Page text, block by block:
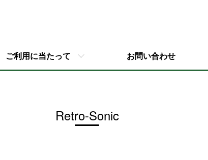
ご利用に当たって お問い合わせ
Retro-Sonic